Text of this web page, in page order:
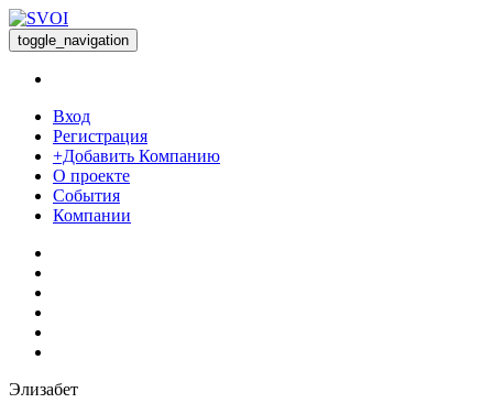
toggle_navigation
Вход
Регистрация
+Добавить Компанию
О проекте
События
Компании
Элизабет